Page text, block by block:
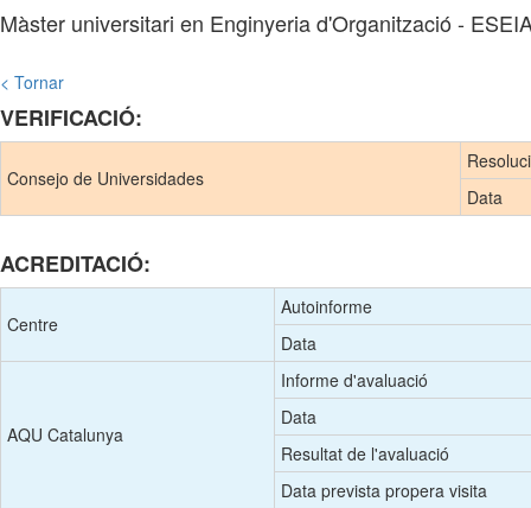
Màster universitari en Enginyeria d'Organització -
< Tornar
VERIFICACIÓ:
Consejo de Universidades
Data
ACREDITACIÓ:
Centre
Autoinforme
Data
AQU Catalunya
Informe d'avaluació
Data
Resultat de l'avaluació
Data prevista propera visita